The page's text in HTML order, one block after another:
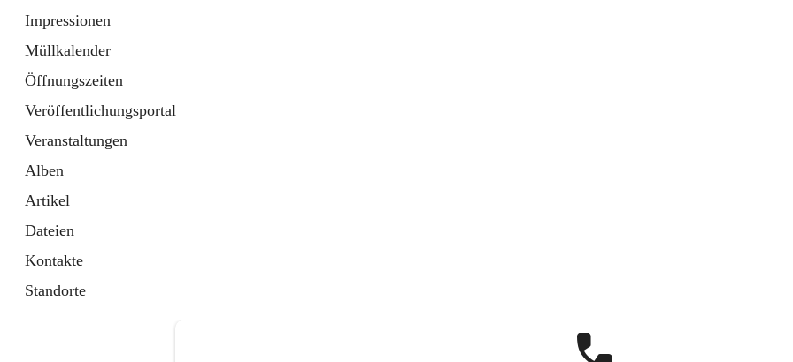
Impressionen
Müllkalender
Öffnungszeiten
Veröffentlichungsportal
Veranstaltungen
Alben
Artikel
Dateien
Kontakte
Standorte